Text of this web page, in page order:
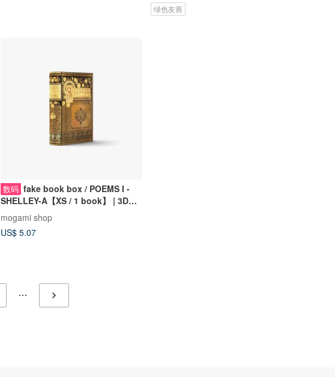
绿色友善
数码 fake book box / POEMS I -
SHELLEY-A【XS / 1 book】 | 3D
papercraft, PDF template
mogami shop
US$ 5.07